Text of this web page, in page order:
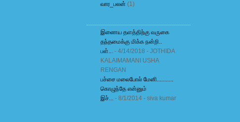
வார_பலன்(1)
இணைய தளத்திற்கு வருகை
தந்தமைக்கு மிக்க நன்றி..
பள்...- 4/14/2018 - JOTHIDA
KALAIMAMANI USHA
RENGAN
பச்சை மலைபோல் மேனி...........
கொழுந்தே என்னும்
இச்...- 8/1/2014- siva kumar